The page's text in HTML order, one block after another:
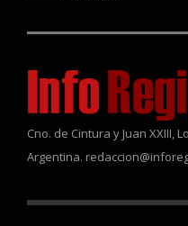
Cno. de Cintura y Juan XXIII,
Argentina.